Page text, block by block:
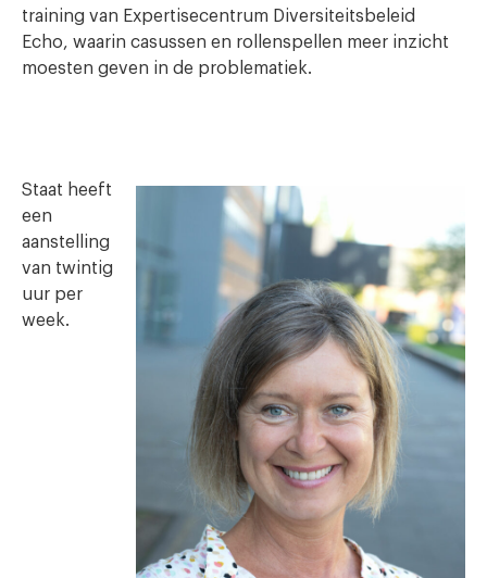
training van Expertisecentrum Diversiteitsbeleid
Echo, waarin casussen en rollenspellen meer inzicht
moesten geven in de problematiek.
Staat heeft
een
aanstelling
van twintig
uur per
week.